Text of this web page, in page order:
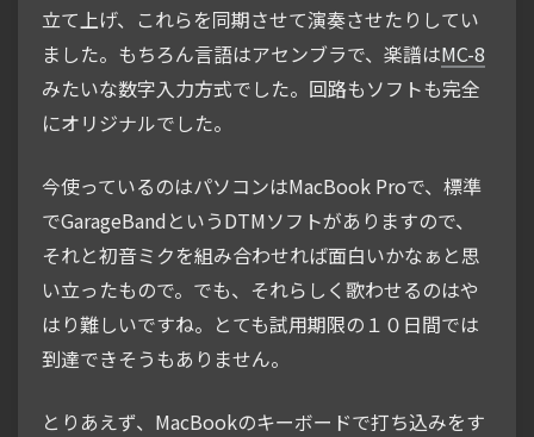
立て上げ、これらを同期させて演奏させたりしてい
ました。もちろん言語はアセンブラで、楽譜はMC-8
みたいな数字入力方式でした。回路もソフトも完全
にオリジナルでした。
今使っているのはパソコンはMacBook Proで、標準
でGarageBandというDTMソフトがありますので、
それと初音ミクを組み合わせれば面白いかなぁと思
い立ったもので。でも、それらしく歌わせるのはや
はり難しいですね。とても試用期限の１０日間では
到達できそうもありません。
とりあえず、MacBookのキーボードで打ち込みをす